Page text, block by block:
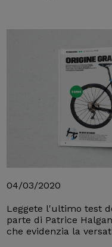
04/03/2020
Leggete l'ultimo test
parte di Patrice
che evidenzia la